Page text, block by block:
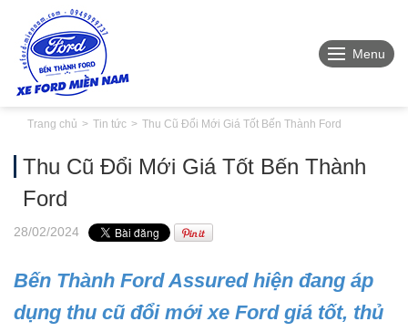
Menu
Trang chủ Tin tức Thu Cũ Đổi Mới Giá Tốt Bến Thành Ford
Thu Cũ Đổi Mới Giá Tốt Bến Thành
Ford
28/02/2024
Bến Thành Ford Assured hiện đang áp
dụng thu cũ đổi mới xe Ford giá tốt, thủ